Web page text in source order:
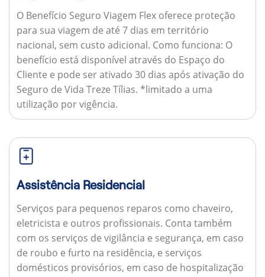
O Benefício Seguro Viagem Flex oferece proteção
para sua viagem de até 7 dias em território
nacional, sem custo adicional. Como funciona: O
benefício está disponível através do Espaço do
Cliente e pode ser ativado 30 dias após ativação do
Seguro de Vida Treze Tílias. *limitado a uma
utilização por vigência.
Assistência Residencial
Serviços para pequenos reparos como chaveiro,
eletricista e outros profissionais. Conta também
com os serviços de vigilância e segurança, em caso
de roubo e furto na residência, e serviços
domésticos provisórios, em caso de hospitalização